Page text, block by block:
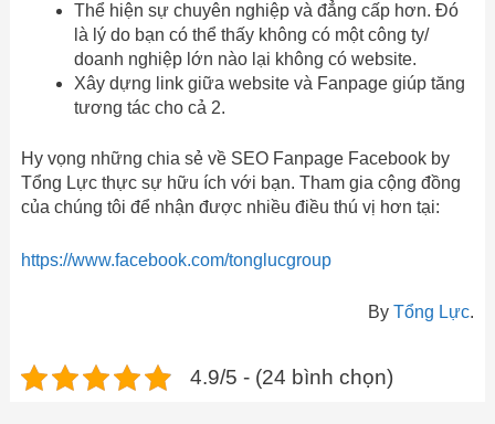
Thể hiện sự chuyên nghiệp và đẳng cấp hơn. Đó
là lý do bạn có thể thấy không có một công ty/
doanh nghiệp lớn nào lại không có website.
Xây dựng link giữa website và Fanpage giúp tăng
tương tác cho cả 2.
Hy vọng những chia sẻ về SEO Fanpage Facebook by
Tổng Lực thực sự hữu ích với bạn. Tham gia cộng đồng
của chúng tôi để nhận được nhiều điều thú vị hơn tại:
https://www.facebook.com/tonglucgroup
ByTổng Lực.
4.9/5 - (24 bình chọn)